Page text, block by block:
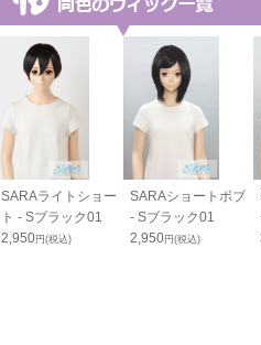
SARAライトショー
ト - Sブラック01
2,950円(税込)
SARAショートボブ
- Sブラック01
2,950円(税込)